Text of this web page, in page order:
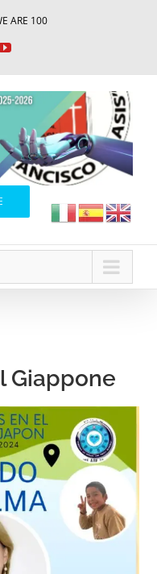
ARE 100
YouTube
Giappone